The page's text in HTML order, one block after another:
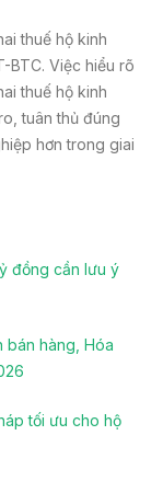
thuế hộ kinh
Việc hiểu rõ
thuế hộ kinh
tuân thủ đúng
hơn trong giai
đồng cần lưu ý
bán hàng, Hóa
tối ưu cho hộ